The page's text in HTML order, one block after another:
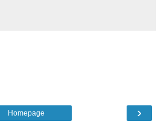
›
Homepage